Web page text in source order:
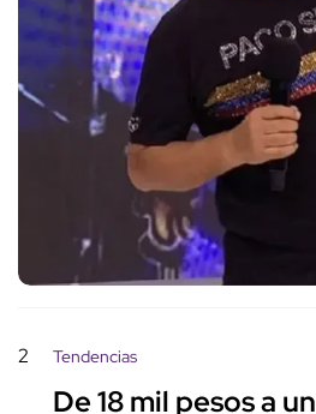
2 Tendencias
De 18 mil pesos a